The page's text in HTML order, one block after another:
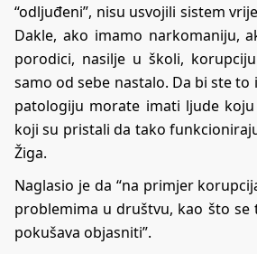
“odljuđeni”, nisu usvojili sistem
Dakle, ako imamo narkomaniju,
porodici, nasilje u školi,
samo od sebe nastalo. Da bi ste
patologiju morate imati ljude
koji su pristali da tako
Žiga.
Naglasio je da “na primjer
problemima u društvu, kao što se
pokušava objasniti”.